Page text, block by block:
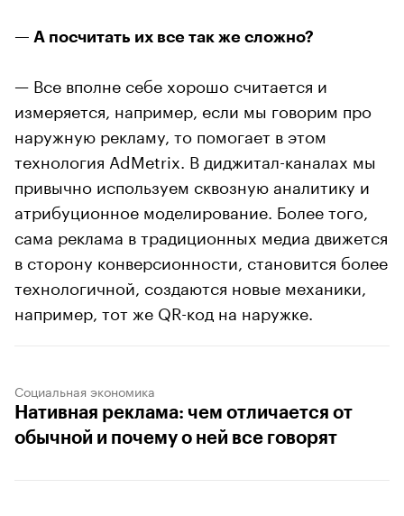
— А посчитать их все так же сложно?
— Все вполне себе хорошо считается и
измеряется, например, если мы говорим про
наружную рекламу, то помогает в этом
технология AdMetrix. В диджитал-каналах мы
привычно используем сквозную аналитику и
атрибуционное моделирование. Более того,
сама реклама в традиционных медиа движется
в сторону конверсионности, становится более
технологичной, создаются новые механики,
например, тот же QR-код на наружке.
Социальная экономика
Нативная реклама: чем отличается от
обычной и почему о ней все говорят